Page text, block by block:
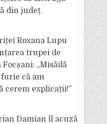
din județ.
Roxana Lupu
trupei de
„Misăilă
că am
cerem explicații!”
Damian îl acuză